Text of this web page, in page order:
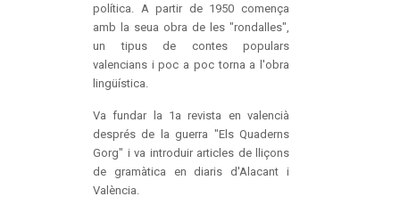
política. A partir de 1950 comença
amb la seua obra de les "rondalles",
un tipus de contes populars
valencians i poc a poc torna a l'obra
lingüística.
Va fundar la 1a revista en valencià
després de la guerra "Els Quaderns
Gorg" i va introduir articles de lliçons
de gramàtica en diaris d'Alacant i
València.